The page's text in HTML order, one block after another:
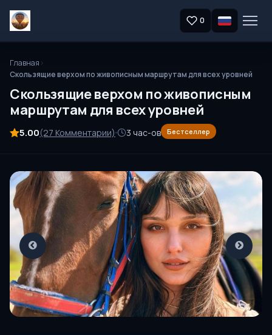
0
Главная
Скользящие верхом по живописным маршрутам для всех уровней
Скользящие верхом по живописным
маршрутам для всех уровней
5.00(27 Комментарии) 3 час-ов Бестселлер